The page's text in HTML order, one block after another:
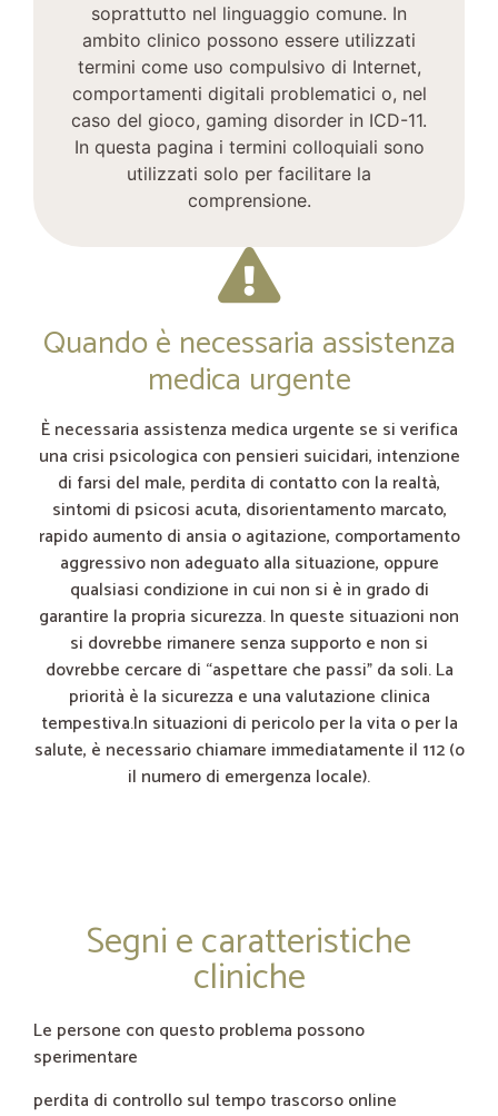
soprattutto nel linguaggio comune. In
ambito clinico possono essere utilizzati
termini come uso compulsivo di Internet,
comportamenti digitali problematici o, nel
caso del gioco, gaming disorder in ICD-11.
In questa pagina i termini colloquiali sono
utilizzati solo per facilitare la
comprensione.
Quando è necessaria assistenza
medica urgente
È necessaria assistenza medica urgente se si verifica
una crisi psicologica con pensieri suicidari, intenzione
di farsi del male, perdita di contatto con la realtà,
sintomi di psicosi acuta, disorientamento marcato,
rapido aumento di ansia o agitazione, comportamento
aggressivo non adeguato alla situazione, oppure
qualsiasi condizione in cui non si è in grado di
garantire la propria sicurezza. In queste situazioni non
si dovrebbe rimanere senza supporto e non si
dovrebbe cercare di “aspettare che passi” da soli. La
priorità è la sicurezza e una valutazione clinica
tempestiva.In situazioni di pericolo per la vita o per la
salute, è necessario chiamare immediatamente il 112 (o
il numero di emergenza locale).
Segni e caratteristiche
cliniche
Le persone con questo problema possono
sperimentare
perdita di controllo sul tempo trascorso online